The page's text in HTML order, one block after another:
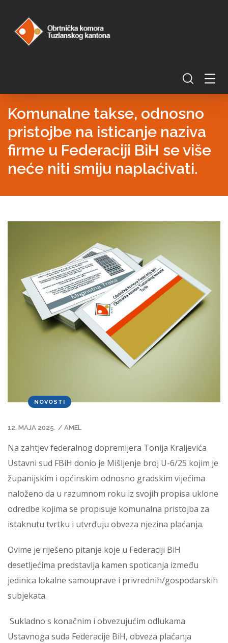
Komunalne takse, odnosno
pristojbe na isticanje naziva
firme u Federaciji BiH se više
neće niti smiju naplaćivati.
NOVOSTI
12. MAJA 2025. / AMEL
Na zahtjev federalnog dopremijera Tonija Kraljevića
Ustavni sud FBiH donio je Mišljenje broj U-6/25 kojim je
županijskim i općinskim odnosno gradskim vijećima
naloženo da u razumnom roku iz svojih propisa uklone
odredbe kojima se propisuje komunalna pristojba za
istaknutu tvrtku i utvrđuju obveza njezina plaćanja.
Ovime je riješeno pitanje koje u Federaciji BiH
desetljećima predstavlja kamen spoticanja između
jedinica lokalne samouprave i privrednih/gospodarskih
subjekata.
Sukladno s konačnim i obvezujućim odlukama
Ustavnoga suda Federacije BiH, obveza plaćanja